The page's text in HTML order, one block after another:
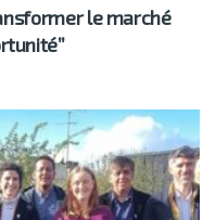
le marché